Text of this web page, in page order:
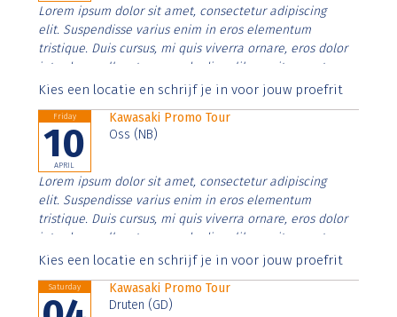
Lorem ipsum dolor sit amet, consectetur adipiscing
elit. Suspendisse varius enim in eros elementum
tristique. Duis cursus, mi quis viverra ornare, eros dolor
interdum nulla, ut commodo diam libero vitae erat.
Aenean faucibus nibh et justo cursus id rutrum lorem
Kies een locatie en schrijf je in voor jouw proefrit
Friday
10
APRIL
Kawasaki Promo Tour
Oss (NB)
Lorem ipsum dolor sit amet, consectetur adipiscing
elit. Suspendisse varius enim in eros elementum
tristique. Duis cursus, mi quis viverra ornare, eros dolor
interdum nulla, ut commodo diam libero vitae erat.
Aenean faucibus nibh et justo cursus id rutrum lorem
Kies een locatie en schrijf je in voor jouw proefrit
Saturday
Kawasaki Promo Tour
Druten (GD)